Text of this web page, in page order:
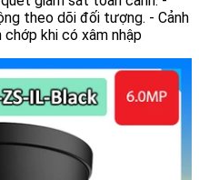
theo dõi đối tượng. - Cảnh
khi có xâm nhập